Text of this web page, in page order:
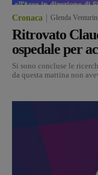
Cronaca Glenda Venturini
Ritrovato
ospedale per
Si sono concluse le
da questa mattina non